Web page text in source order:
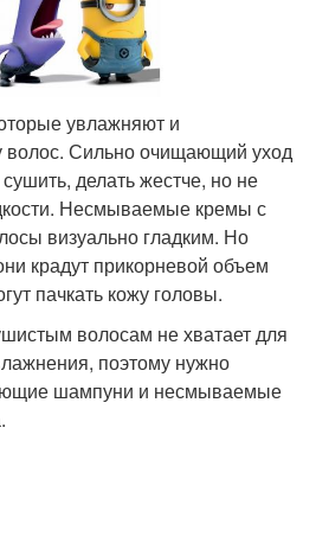
увлажняют и
волос. Сильно очищающий уход
делать жестче, но не
Несмываемые кремы с
визуально гладким. Но
крадут прикорневой объем
пачкать кожу головы.
волосам не хватает для
поэтому нужно
шампуни и несмываемые